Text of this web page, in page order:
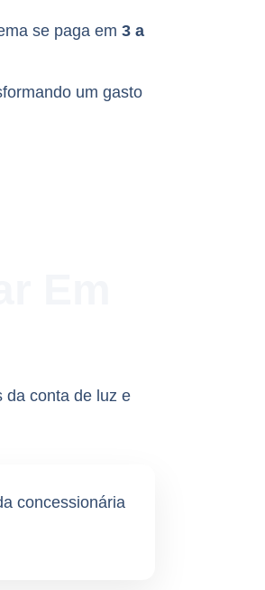
se paga em 3 a
um gasto
da conta de luz e
concessionária